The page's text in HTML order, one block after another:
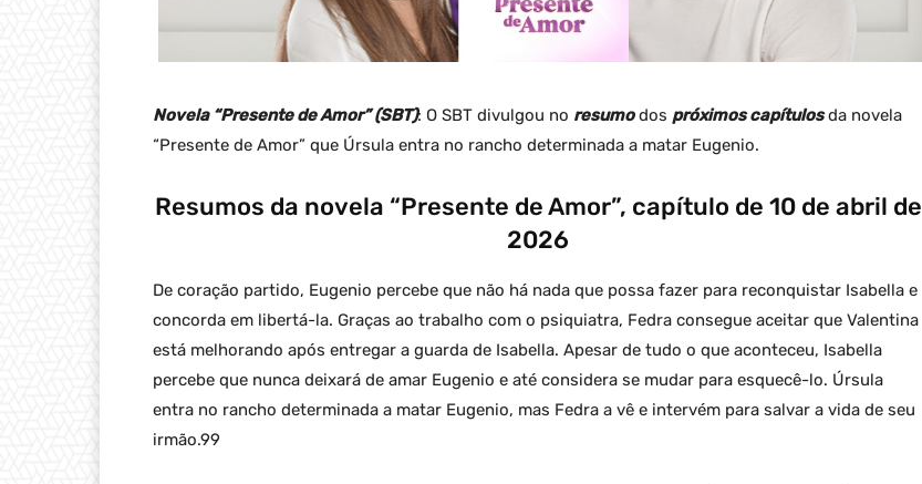
Novela “Presente de Amor” (SBT): O SBT divulgou no resumodos próximos capítulosda novela
“Presente de Amor” que Úrsula entra no rancho determinada a matar Eugenio.
Resumos da novela “Presente de Amor”, capítulo de 10 de abril de
2026
De coração partido, Eugenio percebe que não há nada que possa fazer para reconquistar Isabella e
concorda em libertá-la. Graças ao trabalho com o psiquiatra, Fedra consegue aceitar que Valentina
está melhorando após entregar a guarda de Isabella. Apesar de tudo o que aconteceu, Isabella
percebe que nunca deixará de amar Eugenio e até considera se mudar para esquecê-lo. Úrsula
entra no rancho determinada a matar Eugenio, mas Fedra a vê e intervém para salvar a vida de seu
irmão.99